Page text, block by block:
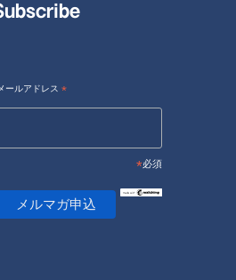
ールアドレス *
*必須